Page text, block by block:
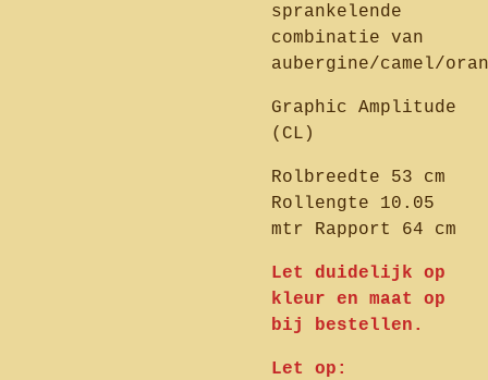
sprankelende
combinatie van
aubergine/camel/
Graphic Amplitude
(CL)
Rolbreedte 53 cm
Rollengte 10.05
mtr Rapport 64 cm
Let duidelijk op
kleur en maat op
bij bestellen.
Let op: